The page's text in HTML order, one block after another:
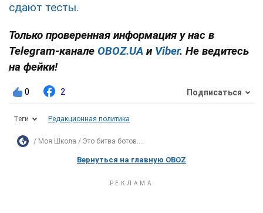
сдают тесты.
Только проверенная информация у нас в
Telegram-канале OBOZ.UA и Viber. Не ведитесь
на фейки!
0 2 Подписаться
Теги Редакционная политика
Моя Школа Это битва ботов....
Вернуться на главную OBOZ